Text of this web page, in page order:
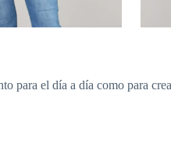
para el día a día como para